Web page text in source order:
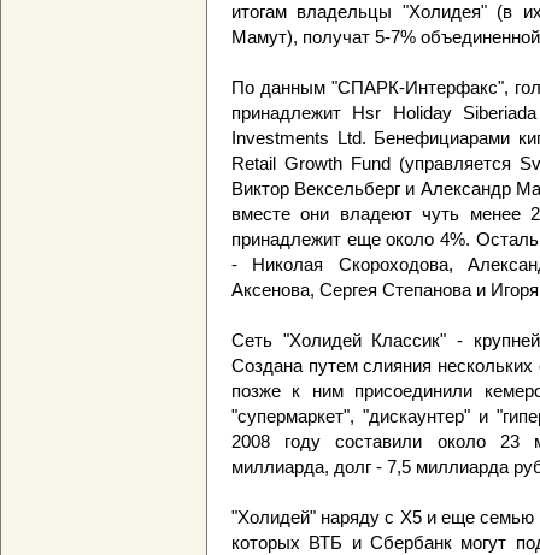
итогам владельцы "Холидея" (в
Мамут), получат 5-7%
По данным "СПАРК-Интерфакс",
принадлежит Hsr Holiday
Investments Ltd. Бенефициарами
Retail Growth Fund (управляется
Виктор Вексельберг и Александр
вместе они владеют чуть
принадлежит еще около 4%.
- Николая Скороходова,
Аксенова, Сергея Степанова и
Сеть "Холидей Классик" -
Создана путем слияния
позже к ним присоединили
"супермаркет", "дискаунтер" и
2008 году составили около 23
миллиарда, долг - 7,5 миллиарда
"Холидей" наряду с X5 и еще семью
которых ВТБ и Сбербанк могут